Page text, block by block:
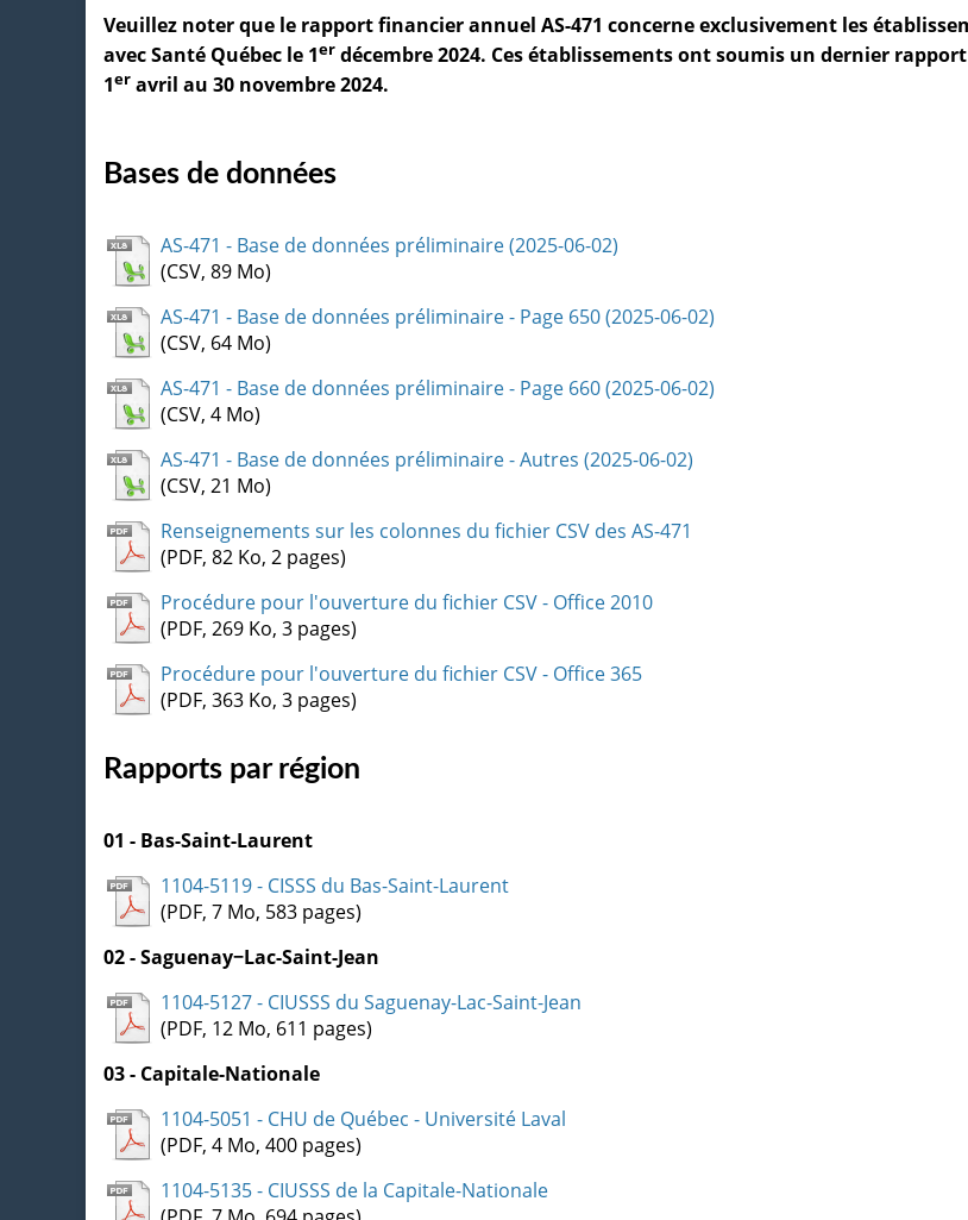
Veuillez noter que le rapport financier annuel AS-471 concerne exclusivement les
avec Santé Québec le 1er décembre 2024. Ces établissements ont soumis un dernier
1er avril au 30 novembre 2024.
Bases de données
AS-471 - Base de données préliminaire (2025-06-02)
(CSV, 89 Mo)
AS-471 - Base de données préliminaire - Page 650 (2025-06-02)
(CSV, 64 Mo)
AS-471 - Base de données préliminaire - Page 660 (2025-06-02)
(CSV, 4 Mo)
AS-471 - Base de données préliminaire - Autres (2025-06-02)
(CSV, 21 Mo)
Renseignements sur les colonnes du fichier CSV des AS-471
(PDF, 82 Ko, 2 pages)
Procédure pour l'ouverture du fichier CSV - Office 2010
(PDF, 269 Ko, 3 pages)
Procédure pour l'ouverture du fichier CSV - Office 365
(PDF, 363 Ko, 3 pages)
Rapports par région
01 - Bas-Saint-Laurent
1104-5119 - CISSS du Bas-Saint-Laurent
(PDF, 7 Mo, 583 pages)
02 - Saguenay−Lac-Saint-Jean
1104-5127 - CIUSSS du Saguenay-Lac-Saint-Jean
(PDF, 12 Mo, 611 pages)
03 - Capitale-Nationale
1104-5051 - CHU de Québec - Université Laval
(PDF, 4 Mo, 400 pages)
1104-5135 - CIUSSS de la Capitale-Nationale